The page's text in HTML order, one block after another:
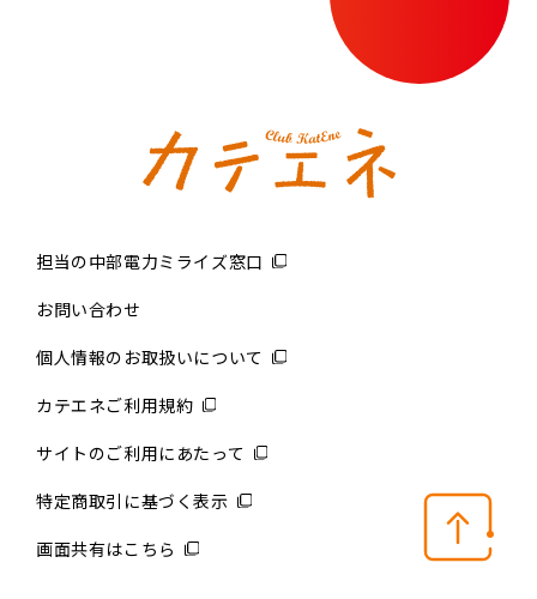
担当の中部電力ミライズ窓口
お問い合わせ
個人情報のお取扱いについて
カテエネご利用規約
サイトのご利用にあたって
特定商取引に基づく表示
画面共有はこちら